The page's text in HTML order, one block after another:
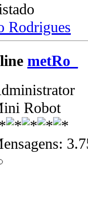
Rodrigues
metRo_
Robot